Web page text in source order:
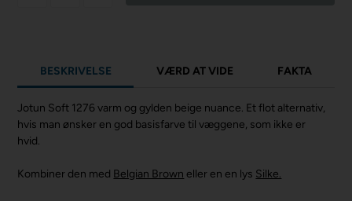
BESKRIVELSE VÆRD AT VIDE FAKTA
Jotun Soft 1276 varm og gylden beige nuance. Et flot alternativ,
hvis man ønsker en god basisfarve til væggene, som ikke er
hvid.
Kombiner den med Belgian Brown eller en en lys Silke.